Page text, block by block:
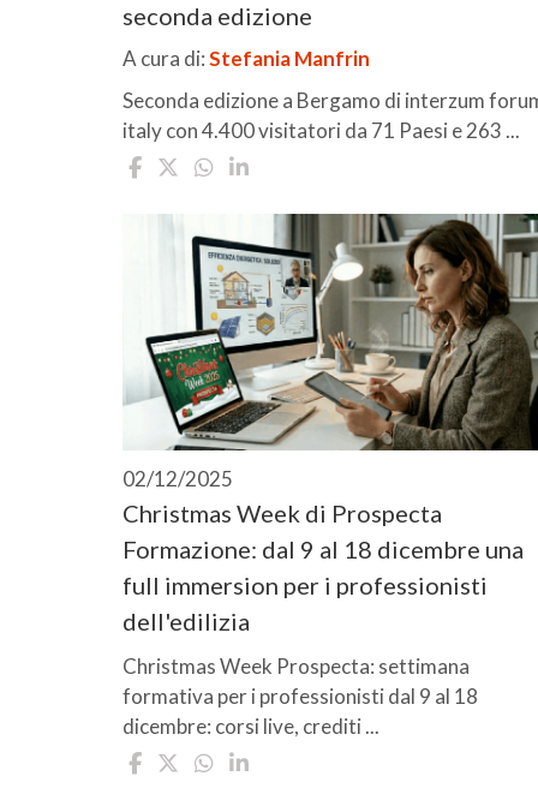
seconda edizione
A cura di:Stefania Manfrin
Seconda edizione a Bergamo di interzum
italy con 4.400 visitatori da 71 Paesi e 263 ...
02/12/2025
Christmas Week di Prospecta
Formazione: dal 9 al 18 dicembre una
full immersion per i professionisti
dell'edilizia
Christmas Week Prospecta: settimana
formativa per i professionisti dal 9 al 18
dicembre: corsi live, crediti ...